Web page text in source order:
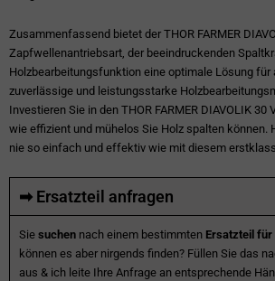
Zusammenfassend bietet der THOR FARMER
Zapfwellenantriebsart, der beeindruckenden
Holzbearbeitungsfunktion eine optimale Lösung für
zuverlässige und leistungsstarke
Investieren Sie in den THOR FARMER DIAVOLIK 30
wie effizient und mühelos Sie Holz spalten können.
nie so einfach und effektiv wie mit diesem
➡ Ersatzteil anfragen
Sie suchen nach einem bestimmten Ersatzteil
können es aber nirgends finden? Füllen Sie das
aus & ich leite Ihre Anfrage an entsprechende